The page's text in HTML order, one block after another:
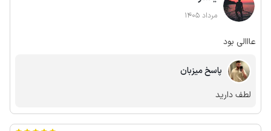
مرداد 1405
عااالی بود
پاسخ میزبان
لطف دارید